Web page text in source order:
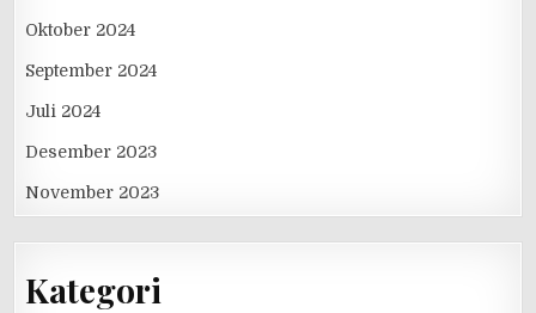
Oktober 2024
September 2024
Juli 2024
Desember 2023
November 2023
Kategori